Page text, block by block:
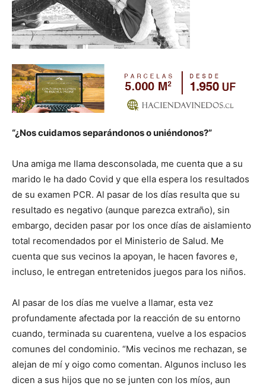
“¿Nos cuidamos separándonos o uniéndonos?”
Una amiga me llama desconsolada, me cuenta que a su
marido le ha dado Covid y que ella espera los resultados
de su examen PCR. Al pasar de los días resulta que su
resultado es negativo (aunque parezca extraño), sin
embargo, deciden pasar por los once días de aislamiento
total recomendados por el Ministerio de Salud. Me
cuenta que sus vecinos la apoyan, le hacen favores e,
incluso, le entregan entretenidos juegos para los niños.
Al pasar de los días me vuelve a llamar, esta vez
profundamente afectada por la reacción de su entorno
cuando, terminada su cuarentena, vuelve a los espacios
comunes del condominio. “Mis vecinos me rechazan, se
alejan de mí y oigo como comentan. Algunos incluso les
dicen a sus hijos que no se junten con los míos, aun